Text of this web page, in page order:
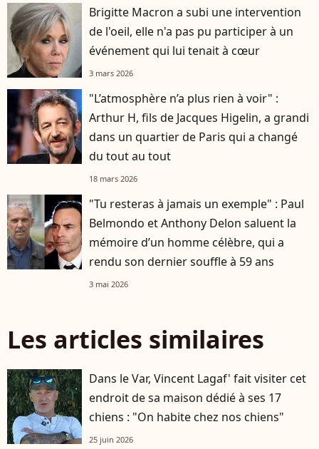
Brigitte Macron a subi une intervention
de l'oeil, elle n'a pas pu participer à un
événement qui lui tenait à cœur
3 mars 2026
"L’atmosphère n’a plus rien à voir" :
Arthur H, fils de Jacques Higelin, a grandi
dans un quartier de Paris qui a changé
du tout au tout
18 mars 2026
"Tu resteras à jamais un exemple" : Paul
Belmondo et Anthony Delon saluent la
mémoire d’un homme célèbre, qui a
rendu son dernier souffle à 59 ans
3 mai 2026
Les articles similaires
Dans le Var, Vincent Lagaf' fait visiter cet
endroit de sa maison dédié à ses 17
chiens : "On habite chez nos chiens"
25 juin 2026